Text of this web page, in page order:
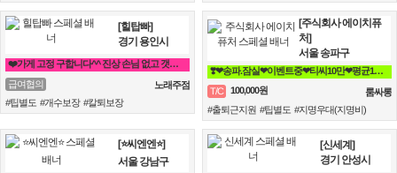
[힐탑빠]
경기 용인시
❤️가게 고정 구합니다^^ 진상 손님 없고 갯수 보장❤️
급여협의
노래주점
#팁별도 #개수보장 #칼퇴보장
[주식회사 에이치퓨
처]
서울 송파구
❣️❤송파.잠실❤이벤트중❤티씨10만❤평균10개❤❣️
T/C
100,000원
룸싸롱
#출퇴근지원 #팁별도 #지명우대(지명비)
[⭐씨엔엔⭐]
서울 강남구
[신세계]
경기 안성시